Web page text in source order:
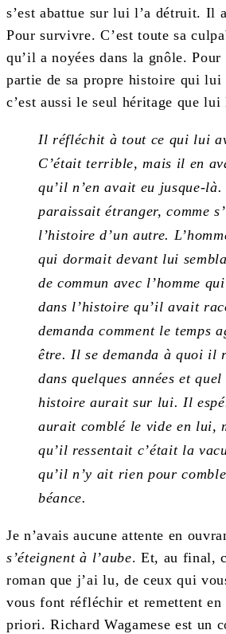
s’est abattue sur lui l’a détruit. Il
Pour survivre. C’est toute sa
qu’il a noyées dans la gnôle. Pour
partie de sa propre histoire qui lui
c’est aussi le seul héritage que lui
Il réfléchit à tout ce qui lui
C’était terrible, mais il en
qu’il n’en avait eu jusque-
paraissait étranger, comme
l’histoire d’un autre.
qui dormait devant lui
de commun avec l’homme
dans l’histoire qu’il avait
demanda comment le temps
être. Il se demanda à quoi il
dans quelques années et
histoire aurait sur lui. Il
aurait comblé le vide en lui,
qu’il ressentait c’était la
qu’il n’y ait rien pour
béance.
Je n’avais aucune attente en
s’éteignent à l’aube. Et, au final,
roman que j’ai lu, de ceux qui
vous font réfléchir et remettent en
priori. Richard Wagamese est un